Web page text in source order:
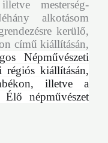
mesterség-
alkotásom
kerülő,
című kiállításán,
Népművészeti
régiós kiállításán,
illetve a
népművészet